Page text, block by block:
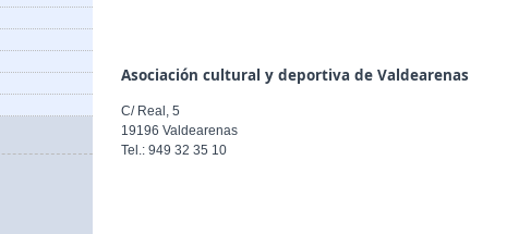
Asociación cultural y deportiva de Valdearenas
C/ Real, 5
19196 Valdearenas
Tel.: 949 32 35 10